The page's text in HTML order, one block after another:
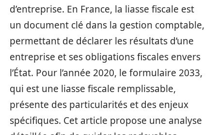
d’entreprise. En France, la liasse fiscale est
un document clé dans la gestion comptable,
permettant de déclarer les résultats d’une
entreprise et ses obligations fiscales envers
l’État. Pour l’année 2020, le formulaire 2033,
qui est une liasse fiscale remplissable,
présente des particularités et des enjeux
spécifiques. Cet article propose une analyse